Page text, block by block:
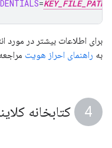
=KEY_FILE_PATH
برای اطلاعات بیشتر در مورد
به راهنمای احراز هویت
کتابخانه